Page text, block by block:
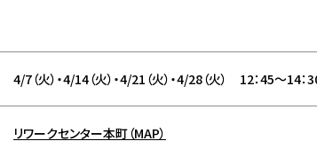
4/7（火）・4/14（火）・4/21（火）・4/28（火） 12：45～14
リワークセンター本町（MAP）